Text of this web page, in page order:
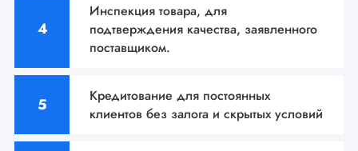
Инспекция товара, для
подтверждения качества, заявленного
поставщиком.
Кредитование для постоянных
клиентов без залога и скрытых условий